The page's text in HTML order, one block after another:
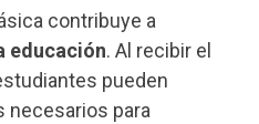
contribuye a
educación. Al recibir el
pueden
necesarios para